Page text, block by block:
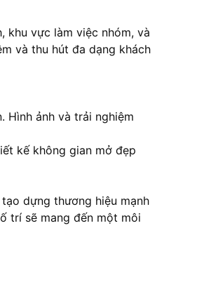
khu vực làm việc nhóm, và
và thu hút đa dạng khách
Hình ảnh và trải nghiệm
kế không gian mở đẹp
dựng thương hiệu mạnh
trí sẽ mang đến một môi